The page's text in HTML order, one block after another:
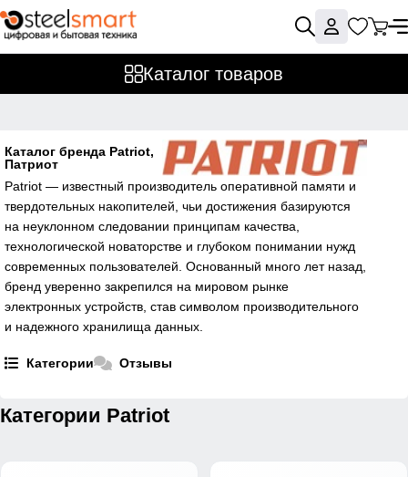
Каталог товаров
Каталог бренда Patriot,
Патриот
Patriot — известный производитель оперативной памяти и
твердотельных накопителей, чьи достижения базируются
на неуклонном следовании принципам качества,
технологической новаторстве и глубоком понимании нужд
современных пользователей. Основанный много лет назад,
бренд уверенно закрепился на мировом рынке
электронных устройств, став символом производительного
и надежного хранилища данных.
Категории Отзывы
Категории Patriot